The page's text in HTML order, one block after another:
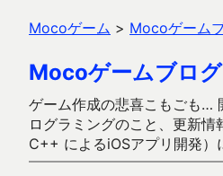
Mocoゲーム > Mocoゲーム
Mocoゲームブログ
ゲーム作成の悲喜こもごも…
ログラミングのこと、更新
C++ によるiOSアプリ開発）